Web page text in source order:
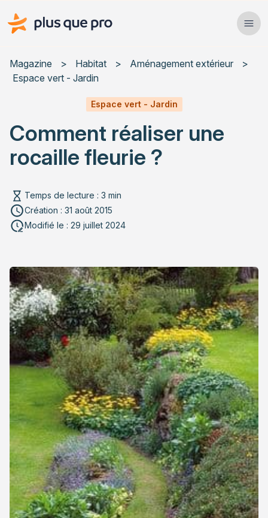
Plus que pro Mag'
Habitat
Actualités
Rechercher un article
Magazine > Habitat > Aménagement extérieur
>
Espace vert - Jardin
Espace vert - Jardin
Comment réaliser une
rocaille fleurie ?
Temps de lecture : 3 min
Création : 31 août 2015
Modifié le : 29 juillet 2024